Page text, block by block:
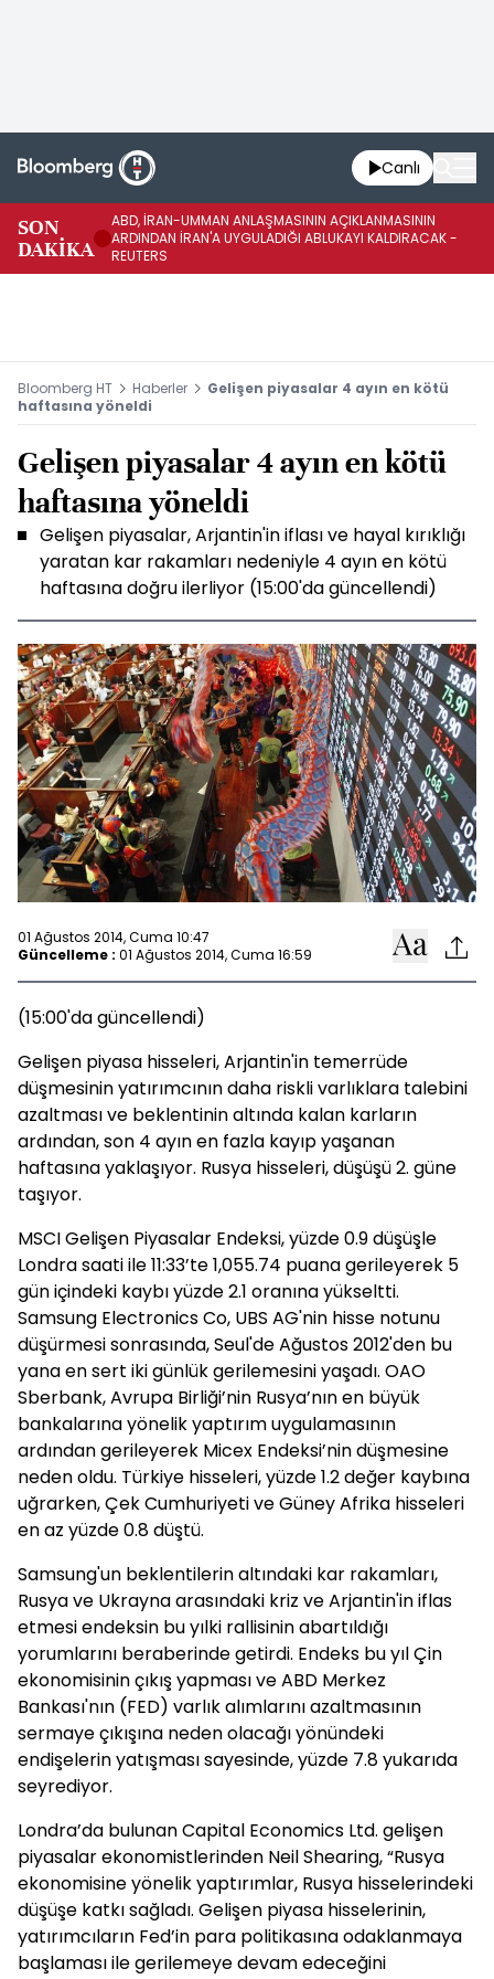
Canlı
SON
DAKİKA
ABD, İRAN-UMMAN ANLAŞMASININ AÇIKLANMASININ
ARDINDAN İRAN'A UYGULADIĞI ABLUKAYI KALDIRACAK -
REUTERS
Bloomberg HT Haberler
Gelişen piyasalar 4 ayın en kötü
haftasına yöneldi
Gelişen piyasalar 4 ayın en kötü
haftasına yöneldi
Gelişen piyasalar, Arjantin'in iflası ve hayal kırıklığı
yaratan kar rakamları nedeniyle 4 ayın en kötü
haftasına doğru ilerliyor (15:00'da güncellendi)
01 Ağustos 2014, Cuma 10:47
Güncelleme : 01 Ağustos 2014, Cuma 16:59
(15:00'da güncellendi)
Gelişen piyasa hisseleri, Arjantin'in temerrüde
düşmesinin yatırımcının daha riskli varlıklara talebini
azaltması ve beklentinin altında kalan karların
ardından, son 4 ayın en fazla kayıp yaşanan
haftasına yaklaşıyor. Rusya hisseleri, düşüşü 2. güne
taşıyor.
MSCI Gelişen Piyasalar Endeksi, yüzde 0.9 düşüşle
Londra saati ile 11:33’te 1,055.74 puana gerileyerek 5
gün içindeki kaybı yüzde 2.1 oranına yükseltti.
Samsung Electronics Co, UBS AG'nin hisse notunu
düşürmesi sonrasında, Seul'de Ağustos 2012'den bu
yana en sert iki günlük gerilemesini yaşadı. OAO
Sberbank, Avrupa Birliği’nin Rusya’nın en büyük
bankalarına yönelik yaptırım uygulamasının
ardından gerileyerek Micex Endeksi’nin düşmesine
neden oldu. Türkiye hisseleri, yüzde 1.2 değer kaybına
uğrarken, Çek Cumhuriyeti ve Güney Afrika hisseleri
en az yüzde 0.8 düştü.
Samsung'un beklentilerin altındaki kar rakamları,
Rusya ve Ukrayna arasındaki kriz ve Arjantin'in iflas
etmesi endeksin bu yılki rallisinin abartıldığı
yorumlarını beraberinde getirdi. Endeks bu yıl Çin
ekonomisinin çıkış yapması ve ABD Merkez
Bankası'nın (FED) varlık alımlarını azaltmasının
sermaye çıkışına neden olacağı yönündeki
endişelerin yatışması sayesinde, yüzde 7.8 yukarıda
seyrediyor.
Londra’da bulunan Capital Economics Ltd. gelişen
piyasalar ekonomistlerinden Neil Shearing, “Rusya
ekonomisine yönelik yaptırımlar, Rusya hisselerindeki
düşüşe katkı sağladı. Gelişen piyasa hisselerinin,
yatırımcıların Fed’in para politikasına odaklanmaya
başlaması ile gerilemeye devam edeceğini